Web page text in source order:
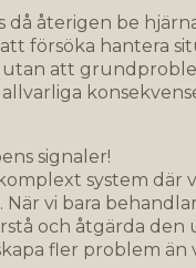
då återigen be
försöka hantera
att
signaler!
system där
När vi bara
och åtgärda den
fler problem än